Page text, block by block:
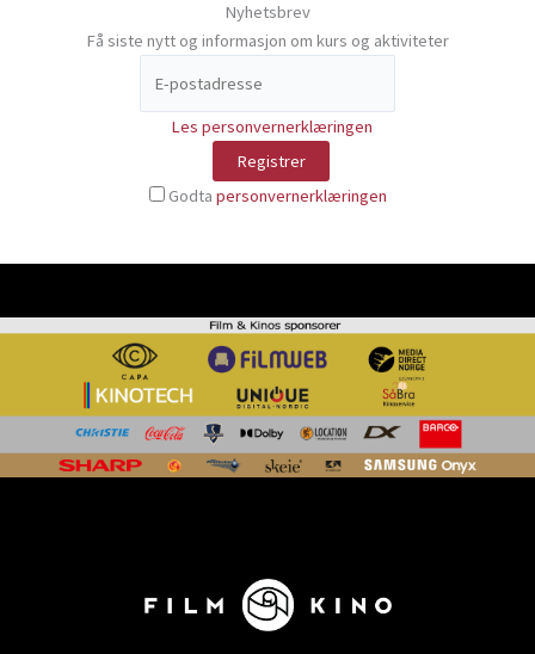
Nyhetsbrev
Få siste nytt og informasjon om kurs og aktiviteter
Les personvernerklæringen
Godta personvernerklæringen